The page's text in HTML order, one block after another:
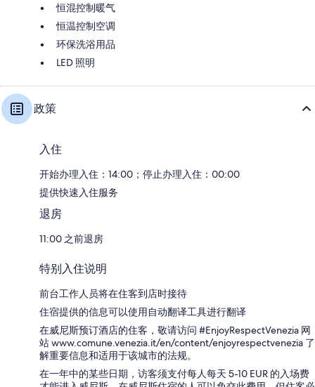
恒混控制暖气
恒温控制空调
环保洗浴用品
LED 照明
政策
入住
开始办理入住：14:00；停止办理入住：00:00
提供快速入住服务
退房
11:00 之前退房
特别入住说明
前台工作人员将在住客到店时接待
住宿提供的信息可以使用自动翻译工具进行翻译
在威尼斯预订酒店的住客，敬请访问 #EnjoyRespectVenezia 网
站 www.comune.venezia.it/en/content/enjoyrespectvenezia 了
解重要信息和适用于该城市的法规。
在一年中的某些日期，访客须支付每人每天 5-10 EUR 的入场费